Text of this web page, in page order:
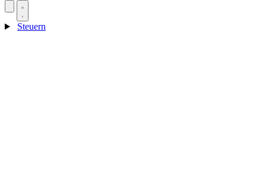
Steuern